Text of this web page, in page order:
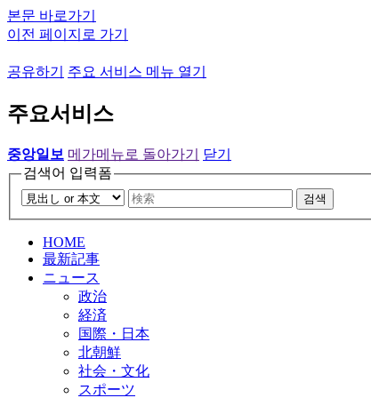
본문 바로가기
이전 페이지로 가기
공유하기 주요 서비스 메뉴 열기
주요서비스
중앙일보 메가메뉴로 돌아가기
닫기
검색어 입력폼
검색
HOME
最新記事
ニュース
政治
経済
国際・日本
北朝鮮
社会・文化
スポーツ